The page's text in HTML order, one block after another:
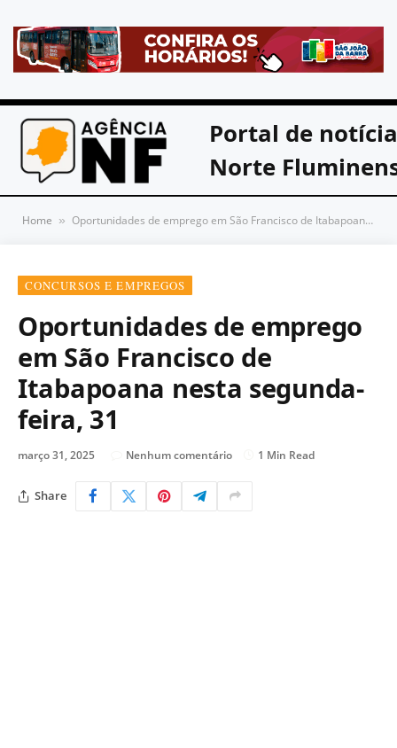
Portal de
Norte
Home » Oportunidades de emprego em São Francisco de Itabapoana nesta segunda-feira, 31
CONCURSOS E EMPREGOS
Oportunidades de emprego
em São Francisco de
Itabapoana nesta segunda-
feira, 31
março 31, 2025 Nenhum comentário 1 Min Read
Share